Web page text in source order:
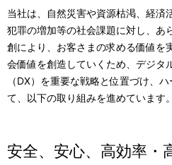
表
示
し
て
ま
ー
シ
ョ
ン
当社は、自然災害や資源枯渇、経済
犯罪の増加等の社会課題に対し、あ
創により、お客さまの求める価値を
会価値を創造していくため、デジタ
（DX）を重要な戦略と位置づけ、
て、以下の取り組みを進めています。
安全、安心、高効率・